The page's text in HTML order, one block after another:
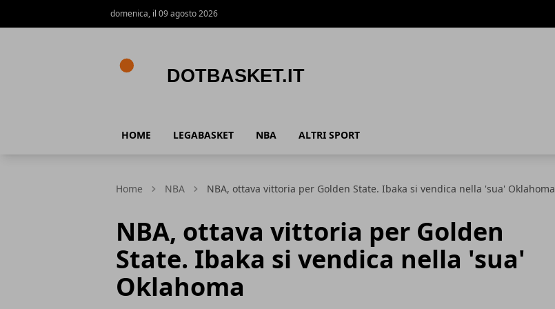
domenica, il 09 agosto 2026
HOME LEGABASKET NBA ALTRI SPORT
Home NBA NBA, ottava vittoria per Golden State. Ibaka si vendica nella 'sua' Oklahoma
NBA, ottava vittoria per Golden
State. Ibaka si vendica nella 'sua'
Oklahoma